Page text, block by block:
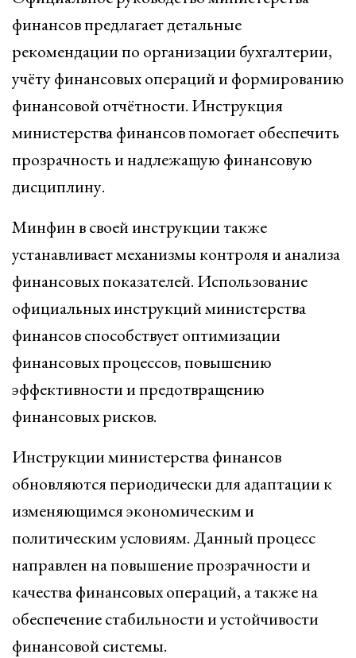
финансов предлагает детальные
рекомендации по организации бухгалтерии,
учёту финансовых операций и формированию
финансовой отчётности. Инструкция
министерства финансов помогает обеспечить
прозрачность и надлежащую финансовую
дисциплину.
Минфин в своей инструкции также
устанавливает механизмы контроля и анализа
финансовых показателей. Использование
официальных инструкций министерства
финансов способствует оптимизации
финансовых процессов, повышению
эффективности и предотвращению
финансовых рисков.
Инструкции министерства финансов
обновляются периодически для адаптации к
изменяющимся экономическим и
политическим условиям. Данный процесс
направлен на повышение прозрачности и
качества финансовых операций, а также на
обеспечение стабильности и устойчивости
финансовой системы.